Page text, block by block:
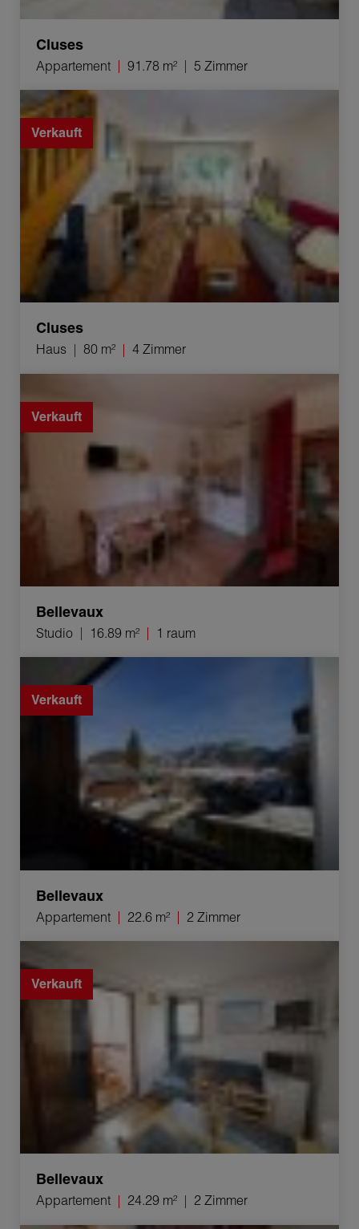
Cluses
Appartement 91.78 m² 5 Zimmer
Verkauf Haus Cluses 4 Zimmer 80 m²
Verkauft
Cluses
Haus 80 m² 4 Zimmer
Verkauft
Bellevaux
Studio 16.89 m² 1 raum
Verkauf Appartement Bellevaux 2 Zimmer 22.6 m²
Verkauft
Bellevaux
Appartement 22.6 m² 2 Zimmer
Verkauft
Bellevaux
Appartement 24.29 m² 2 Zimmer